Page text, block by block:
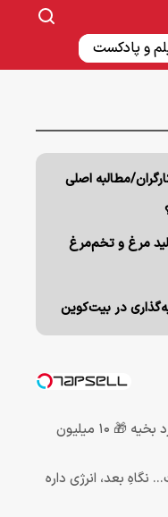
بانک و بیمه
و پادکست
مطالبه اصلی
مرغ و تخم‌مرغ
عمل زیبایی پلک بدون رد بخیه 🎁 ۱۰ میلیون
بعد، انرژی داره